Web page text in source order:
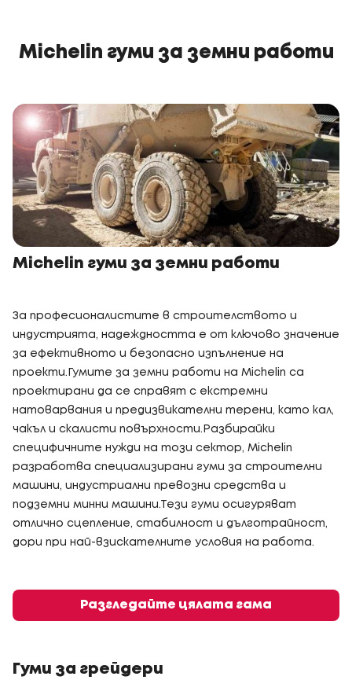
Michelin гуми за земни работи
Michelin гуми за земни работи
За професионалистите в строителството и
индустрията, надеждността е от ключово значение
за ефективното и безопасно изпълнение на
проекти.Гумите за земни работи на Michelin са
проектирани да се справят с екстремни
натоварвания и предизвикателни терени, като кал,
чакъл и скалисти повърхности.Разбирайки
специфичните нужди на този сектор, Michelin
разработва специализирани гуми за строителни
машини, индустриални превозни средства и
подземни минни машини.Тези гуми осигуряват
отлично сцепление, стабилност и дълготрайност,
дори при най-взискателните условия на работа.
Разгледайте цялата гама
Гуми за грейдери